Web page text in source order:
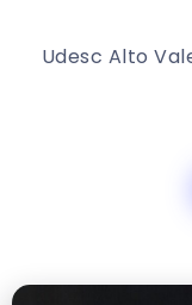
Udesc Alto